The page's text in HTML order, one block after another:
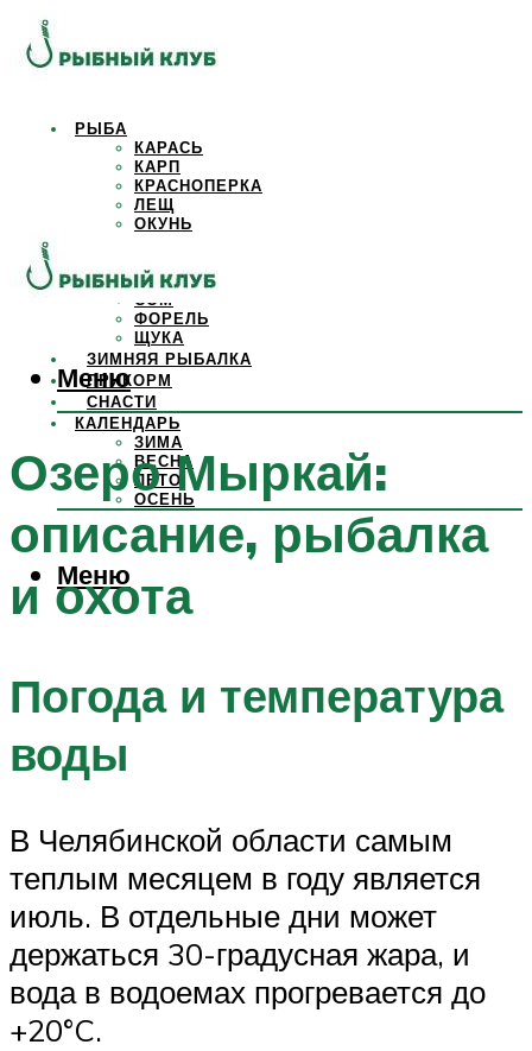
РЫБА
КАРАСЬ
КАРП
КРАСНОПЕРКА
ЛЕЩ
ОКУНЬ
САЗАН
СОМ
ФОРЕЛЬ
ЩУКА
ЗИМНЯЯ РЫБАЛКА
ПРИКОРМ
СНАСТИ
КАЛЕНДАРЬ
ЗИМА
ВЕСНА
ЛЕТО
ОСЕНЬ
Меню
Меню
Озеро Мыркай:
описание, рыбалка
и охота
Погода и температура
воды
В Челябинской области самым
теплым месяцем в году является
июль. В отдельные дни может
держаться 30-градусная жара, и
вода в водоемах прогревается до
+20°C.